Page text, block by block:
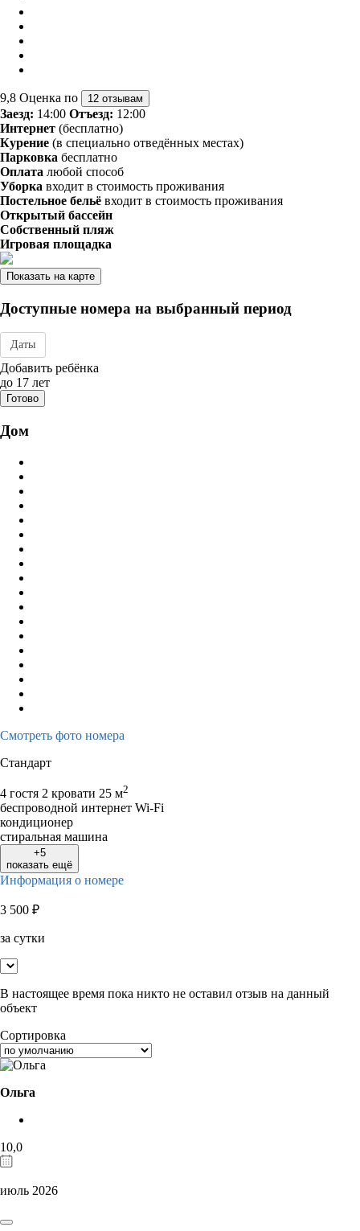
9,8 Оценка по 12 отзывам
Заезд: 14:00 Отъезд: 12:00
Интернет (бесплатно)
Курение (в специально отведённых местах)
Парковка бесплатно
Оплата любой способ
Уборка входит в стоимость проживания
Постельное бельё входит в стоимость проживания
Открытый бассейн
Собственный пляж
Игровая площадка
Показать на карте
Доступные номера на выбранный период
Даты
Дата заезда - отъезда
Добавить ребёнка
до 17 лет
Готово
Дом
Смотреть фото номера
Стандарт
4 гостя 2 кровати 25 м2
беспроводной интернет Wi-Fi
кондиционер
стиральная машина
+5
показать ещё
Информация о номере
3 500 ₽
за сутки
В настоящее время пока никто не оставил отзыв на данный
объект
Сортировка
Ольга
10,0
июль 2026